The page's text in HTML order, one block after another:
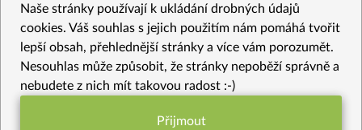
Krémové letní cannellini
Vybrané recepty
Meruňkový míša do skleničky (bez lepku)
Houby na talíři
Naše stránky používají k ukládání drobných údajů
cookies. Váš souhlas s jejich použitím nám pomáhá tvořit
lepší obsah, přehlednější stránky a více vám porozumět.
Nesouhlas může způsobit, že stránky nepoběží správně a
nebudete z nich mít takovou radost :-)
Přijmout